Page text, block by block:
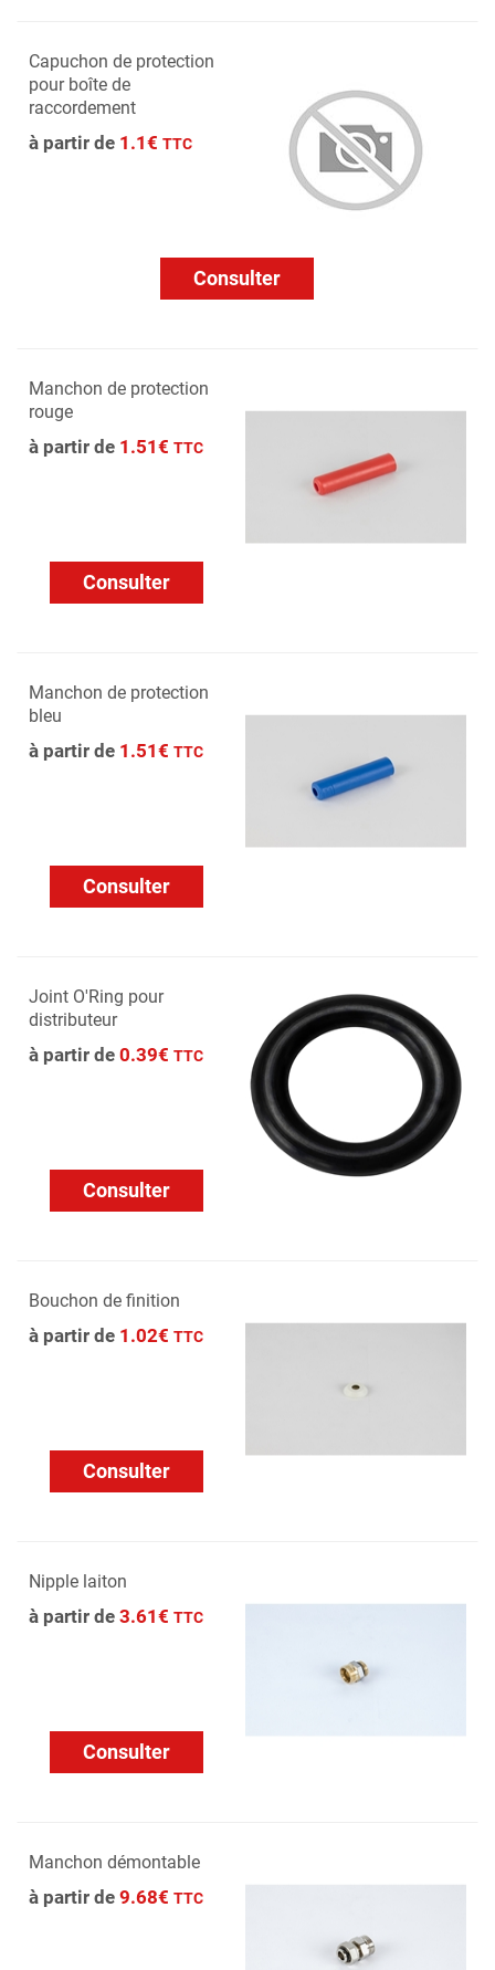
Capuchon de protection
pour boîte de
raccordement
à partir de 1.1€ TTC
Consulter
Manchon de protection
rouge
à partir de 1.51€ TTC
Consulter
Manchon de protection
bleu
à partir de 1.51€ TTC
Consulter
Joint O'Ring pour
distributeur
à partir de 0.39€ TTC
Consulter
Bouchon de finition
à partir de 1.02€ TTC
Consulter
Nipple laiton
à partir de 3.61€ TTC
Consulter
Manchon démontable
à partir de 9.68€ TTC